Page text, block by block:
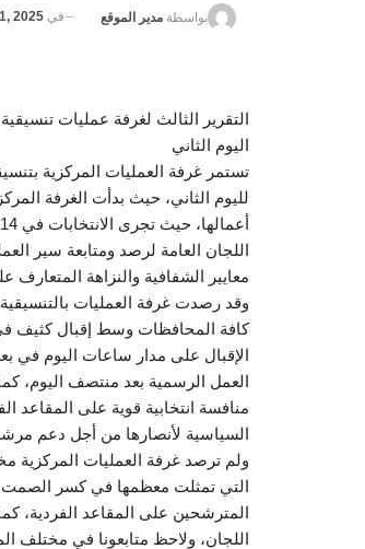
بواسطة مدير الموقع في 2025
التقرير الثالث لغرفة عمليات
اليوم الثاني
تستمر غرفة العمليات المركزية
لليوم الثاني، حيث بدأت الغرفة
اللجان العامة لرصد ومتابعة سير
معايير الشفافية والنزاهة المتعارف
وقد رصدت غرفة العمليات
كافة المحافظات وسط إقبال كثيف
الإقبال على مدار ساعات اليوم في
العمل الرسمية بعد منتصف اليوم،
منافسة انتخابية قوية على
السياسية لأنصارها من أجل دعم
ولم ترصد غرفة العمليات المركزية
التي تمثلت معظمها في كسر الصمت
المترشحين على المقاعد الفردية،
اللجان، ولاحظ متابعونا في مختلف